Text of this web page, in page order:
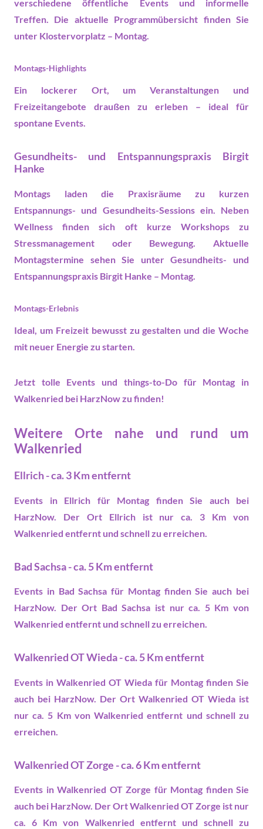
verschiedene öffentliche Eventsund informelle
Treffen. Die aktuelle Programmübersicht finden Sie
unter Klostervorplatz – Montag.
Montags-Highlights
Ein lockerer Ort, umVeranstaltungen und
Freizeitangebote draußen zu erleben – ideal für
spontane Events.
Gesundheits- und Entspannungspraxis Birgit
Hanke
Montags laden die Praxisräume zu kurzen
Entspannungs- und Gesundheits-Sessions ein. Neben
Wellness finden sich oft kurze Workshops zu
Stressmanagement oder Bewegung. Aktuelle
Montagstermine sehen Sie unterGesundheits- und
Entspannungspraxis Birgit Hanke – Montag.
Montags-Erlebnis
Ideal, um Freizeitbewusst zu gestalten und die Woche
mit neuer Energie zu starten.
Jetzt tolle Events und things-to-Do für Montag in
Walkenried bei HarzNow zu finden!
Weitere Orte nahe und rund um
Walkenried
Ellrich - ca. 3 Km entfernt
Events in Ellrich für Montag finden Sie auch bei
HarzNow. Der Ort Ellrich ist nur ca. 3 Km von
Walkenried entfernt und schnell zu erreichen.
Bad Sachsa - ca. 5 Km entfernt
Events in Bad Sachsa für Montag finden Sie auch bei
HarzNow. Der Ort Bad Sachsa ist nur ca. 5 Km von
Walkenried entfernt und schnell zu erreichen.
Walkenried OT Wieda - ca. 5 Km entfernt
Events in Walkenried OT Wieda für Montag finden Sie
auch bei HarzNow. Der Ort Walkenried OT Wieda ist
nur ca. 5 Km von Walkenried entfernt und schnell zu
erreichen.
Walkenried OT Zorge - ca. 6 Km entfernt
Events in Walkenried OT Zorge für Montag finden Sie
auch bei HarzNow. Der Ort Walkenried OT Zorge ist nur
ca. 6 Km von Walkenried entfernt und schnell zu